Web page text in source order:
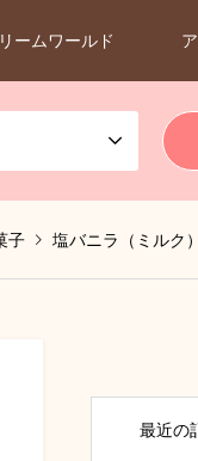
ームワールド
子 塩バニラ（ミルク）
最近の